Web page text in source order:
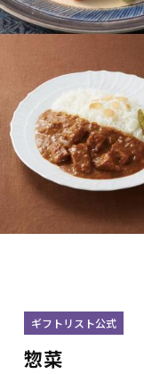
ギフトリスト公式
惣菜